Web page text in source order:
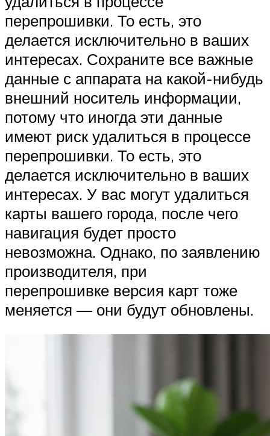
перепрошивки. То есть, это
делается исключительно в ваших
интересах. Сохраните все важные
данные с аппарата на какой-нибудь
внешний носитель информации,
потому что иногда эти данные
имеют риск удалиться в процессе
перепрошивки. То есть, это
делается исключительно в ваших
интересах. У вас могут удалиться
карты вашего города, после чего
навигация будет просто
невозможна. Однако, по заявлению
производителя, при
перепрошивке версия карт тоже
меняется — они будут обновлены.